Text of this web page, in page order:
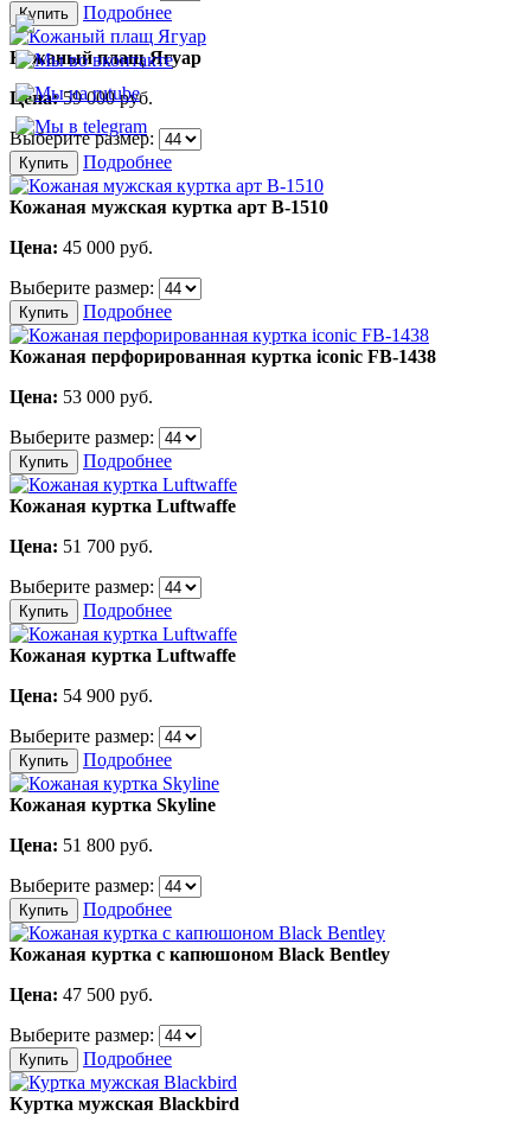
Купить Подробнее
Кожаный плащ Ягуар
Цена: 59 000руб.
Выберите размер:
Купить Подробнее
Кожаная мужская куртка арт В-1510
Цена: 45 000 руб.
Выберите размер:
Купить Подробнее
Кожаная перфорированная куртка iconic FB-1438
Цена: 53 000 руб.
Выберите размер:
Купить Подробнее
Кожаная куртка Luftwaffe
Цена: 51 700 руб.
Выберите размер:
Купить Подробнее
Кожаная куртка Luftwaffe
Цена: 54 900 руб.
Выберите размер:
Купить Подробнее
Кожаная куртка Skyline
Цена: 51 800 руб.
Выберите размер:
Купить Подробнее
Кожаная куртка с капюшоном Black Bentley
Цена: 47 500 руб.
Выберите размер:
Купить Подробнее
Куртка мужская Blackbird